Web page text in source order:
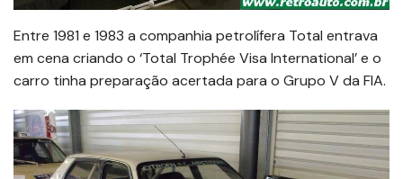
Entre 1981 e 1983 a companhia petrolífera Total entrava
em cena criando o ‘Total Trophée Visa International’ e o
carro tinha preparação acertada para o Grupo V da FIA.